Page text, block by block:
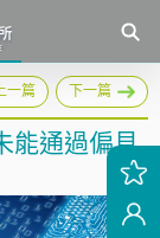
一篇 下一篇
能通過偏見